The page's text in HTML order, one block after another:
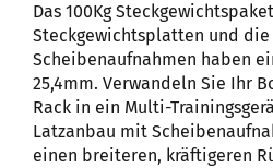
Das 100Kg
Steckgewichtsplatten und die
Scheibenaufnahmen haben
25,4mm. Verwandeln Sie Ihr
Rack in ein Multi-
Latzanbau mit
einen breiteren, kräftigeren